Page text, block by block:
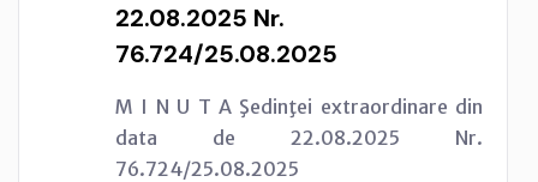
22.08.2025 Nr.
76.724/25.08.2025
M I N U T A Şedinţei extraordinare din
data de 22.08.2025 Nr.
76.724/25.08.2025